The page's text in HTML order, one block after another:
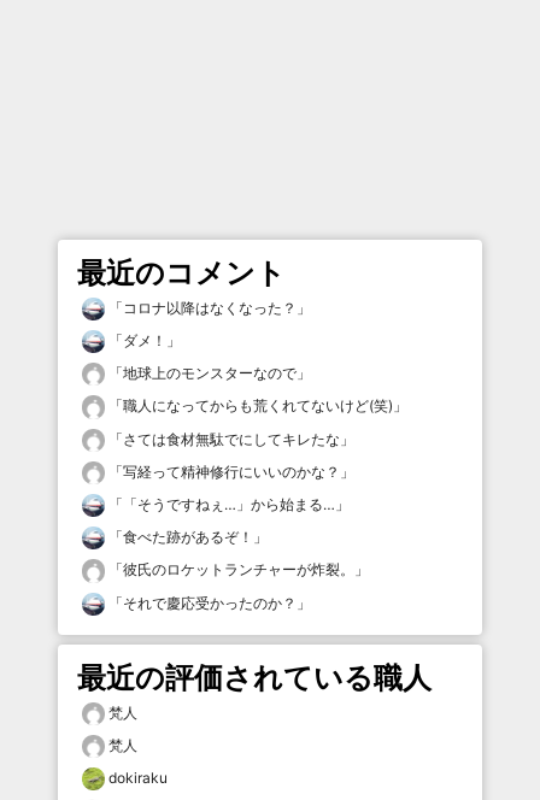
最近のコメント
「 コロナ以降はなくなった？ 」
「ダメ！ 」
「地球上のモンスターなので 」
「職人になってからも荒くれてないけど(笑) 」
「さては食材無駄でにしてキレたな 」
「写経って精神修行にいいのかな？ 」
「 「そうですねぇ…」から始まる… 」
「食べた跡があるぞ！ 」
「彼氏のロケットランチャーが炸裂。
」
「それで慶応受かったのか？ 」
最近の評価されている職人
梵人
梵人
dokiraku